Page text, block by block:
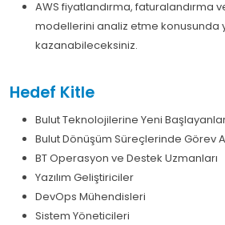
AWS fiyatlandırma, faturalandırma
modellerini analiz etme konusunda
kazanabileceksiniz.
Hedef Kitle
Bulut Teknolojilerine Yeni
Bulut Dönüşüm Süreçlerinde Görev
BT Operasyon ve Destek Uzmanları
Yazılım Geliştiriciler
DevOps Mühendisleri
Sistem Yöneticileri